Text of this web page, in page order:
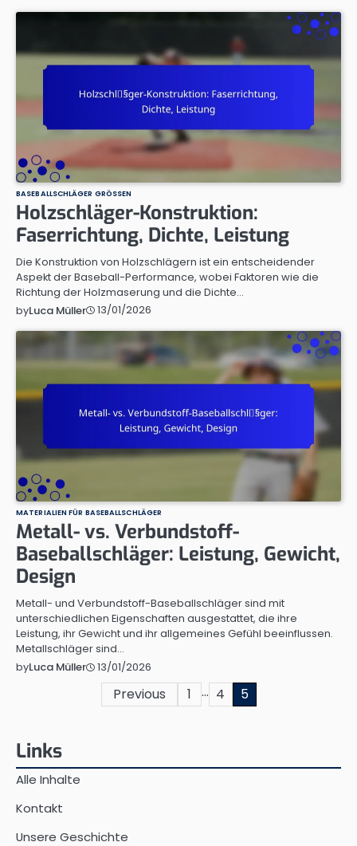
BASEBALLSCHLÄGER GRÖSSEN
Holzschläger-Konstruktion:
Faserrichtung, Dichte, Leistung
Die Konstruktion von Holzschlägern ist ein entscheidender
Aspekt der Baseball-Performance, wobei Faktoren wie die
Richtung der Holzmaserung und die Dichte…
byLuca Müller 13/01/2026
MATERIALIEN FÜR BASEBALLSCHLÄGER
Metall- vs. Verbundstoff-
Baseballschläger: Leistung, Gewicht,
Design
Metall- und Verbundstoff-Baseballschläger sind mit
unterschiedlichen Eigenschaften ausgestattet, die ihre
Leistung, ihr Gewicht und ihr allgemeines Gefühl beeinflussen.
Metallschläger sind…
byLuca Müller 13/01/2026
Previous 1 … 4 5
Links
Alle Inhalte
Kontakt
Unsere Geschichte